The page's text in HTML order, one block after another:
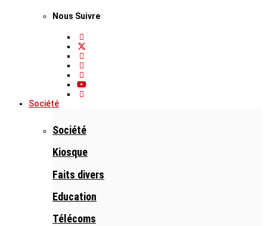
Nous Suivre
Société
Société
Kiosque
Faits divers
Education
Télécoms